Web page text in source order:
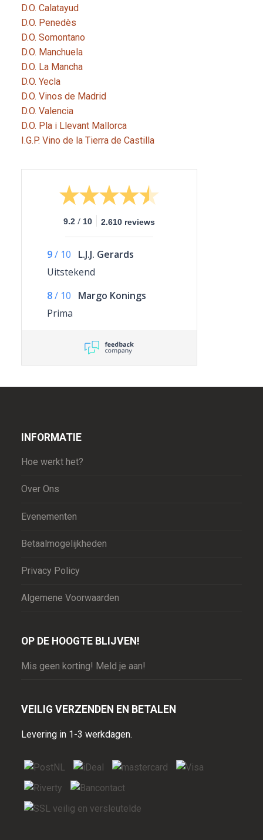
D.O. Calatayud
D.O. Penedès
D.O. Somontano
D.O. Manchuela
D.O. La Mancha
D.O. Yecla
D.O. Vinos de Madrid
D.O. Valencia
D.O. Pla i Llevant Mallorca
I.G.P. Vino de la Tierra de Castilla
9.2 / 10 2.610 reviews
9/ 10
L.J.J. Gerards
Uitstekend
8/ 10
Margo Konings
Prima
INFORMATIE
Hoe werkt het?
Over Ons
Evenementen
Betaalmogelijkheden
Privacy Policy
Algemene Voorwaarden
OP DE HOOGTE BLIJVEN!
Mis geen korting! Meld je aan!
VEILIG VERZENDEN EN BETALEN
Levering in 1-3 werkdagen.